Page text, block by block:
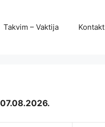
Takvim – Vaktija Kontakt